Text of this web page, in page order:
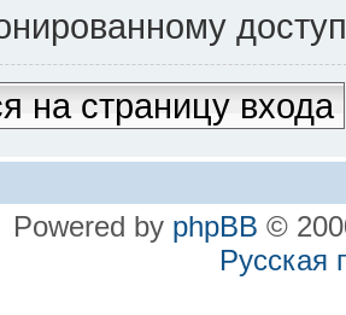
на страницу входа
Powered by phpBB ©
Русская